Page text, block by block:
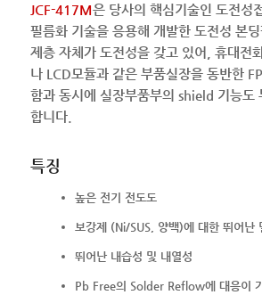
JCF-417M은 당사의 핵심기술인 도전성
필름화 기술을 응용해 개발한 도전성 본
제층 자체가 도전성을 갖고 있어, 휴대전
나 LCD모듈과 같은 부품실장을 동반한
함과 동시에 실장부품부의 shield 기능도
합니다.
특징
높은 전기 전도도
보강제 (Ni/SUS, 양백)에 대한 뛰어난
뛰어난 내습성 및 내열성
Pb Free의 Solder Reflow에 대응이